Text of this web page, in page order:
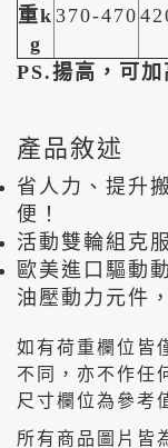
重k
g
370-470
PS.揚高，可加
產品敘述
省人力、提升
便！
活動雙輪組克
歐美進口驅動
油壓動力元件
如有荷重欄位皆
不同，亦不作任
尺寸欄位為參考
所有商品圖片皆